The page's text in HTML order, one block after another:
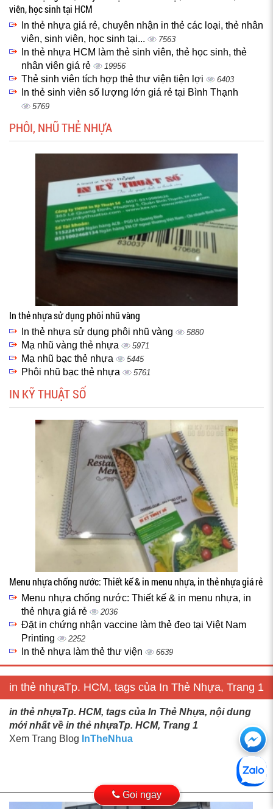
viên, học sinh tại HCM
In thẻ nhựa giá rẻ, chuyên nhận in thẻ các loại, thẻ nhân
viên, sinh viên, học sinh tại...
7563
In thẻ nhựa HCM làm thẻ sinh viên, thẻ học sinh, thẻ
nhân viên giá rẻ
19956
Thẻ sinh viên tích hợp thẻ thư viện tiện lợi 6403
In thẻ sinh viên số lượng lớn giá rẻ tại Bình Thạnh
5769
PHÔI, NHŨ THẺ NHỰA
In thẻ nhựa sử dụng phôi nhũ vàng
In thẻ nhựa sử dụng phôi nhũ vàng 5880
Mạ nhũ vàng thẻ nhựa 5971
Mạ nhũ bạc thẻ nhựa 5445
Phôi nhũ bạc thẻ nhựa 5761
IN KỸ THUẬT SỐ
Menu nhựa chống nước: Thiết kế & in menu nhựa, in thẻ nhựa giá rẻ
Menu nhựa chống nước: Thiết kế & in menu nhựa, in
thẻ nhựa giá rẻ
2036
Đặt in chứng nhận vaccine làm thẻ đeo tại Việt Nam
Printing
2252
In thẻ nhựa làm thẻ thư viện 6639
in thẻ nhựaTp. HCM, tags của In Thẻ Nhựa, Trang 1
in thẻ nhựaTp. HCM, tags của In Thẻ Nhựa, nội dung
mới nhất về in thẻ nhựaTp. HCM, Trang 1
Xem Trang Blog InTheNhua
Gọi ngay
với